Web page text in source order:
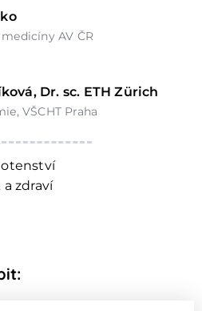
AV ČR
Dr. sc. ETH Zürich
VŠCHT Praha
a zdraví